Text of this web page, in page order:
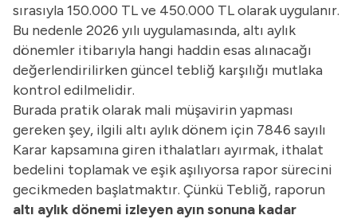
sırasıyla 150.000 TL ve 450.000 TL olarak uygulanır.
Bu nedenle 2026 yılı uygulamasında, altı aylık
dönemler itibarıyla hangi haddin esas alınacağı
değerlendirilirken güncel tebliğ karşılığı mutlaka
kontrol edilmelidir.
Burada pratik olarak mali müşavirin yapması
gereken şey, ilgili altı aylık dönem için 7846 sayılı
Karar kapsamına giren ithalatları ayırmak, ithalat
bedelini toplamak ve eşik aşılıyorsa rapor sürecini
gecikmeden başlatmaktır. Çünkü Tebliğ, raporun
altı aylık dönemi izleyen ayın sonuna kadar